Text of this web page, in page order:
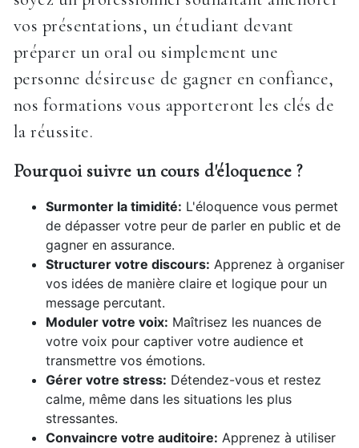
vos présentations, un étudiant devant
préparer un oral ou simplement une
personne désireuse de gagner en confiance,
nos formations vous apporteront les clés de
la réussite.
Pourquoi suivre un cours d'éloquence ?
Surmonter la timidité: L'éloquence vous permet
de dépasser votre peur de parler en public et de
gagner en assurance.
Structurer votre discours: Apprenez à organiser
vos idées de manière claire et logique pour un
message percutant.
Moduler votre voix: Maîtrisez les nuances de
votre voix pour captiver votre audience et
transmettre vos émotions.
Gérer votre stress: Détendez-vous et restez
calme, même dans les situations les plus
stressantes.
Convaincre votre auditoire: Apprenez à utiliser